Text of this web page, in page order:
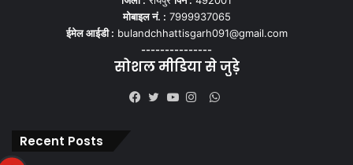
मोबाइल नं. : 7999937065
ईमेल आईडी : bulandchhattisgarh091@gmail.com
---------------
सोशल मीडिया से जुड़े
WhatsApp
Recent Posts